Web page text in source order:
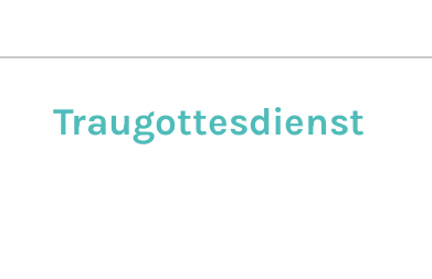
Traugottesdienst